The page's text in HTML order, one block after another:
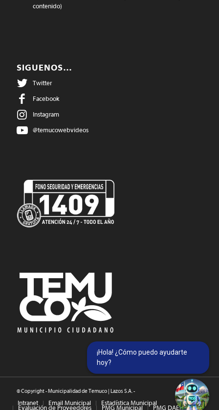
contenido)
SIGUENOS…
Twitter
Facebook
Instagram
@temucowebvideos
© Copyright - Municipalidad de Temuco | Lazos S.A. -
Intranet Email Municipal Estadística Municipal
Evaluación de Proveedores PMG Municipal PMG DAEM
¡Hola! ¿Cómo puedo ayudarte
hoy?